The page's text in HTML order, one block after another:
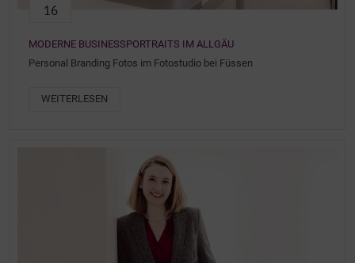
16
MODERNE BUSINESSPORTRAITS IM ALLGÄU
Personal Branding Fotos im Fotostudio bei Füssen
WEITERLESEN